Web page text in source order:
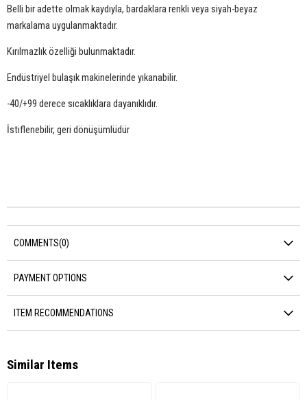
Belli bir adette olmak kaydıyla, bardaklara renkli veya siyah-beyaz
markalama uygulanmaktadır.
Kırılmazlık özelliği bulunmaktadır.
Endüstriyel bulaşık makinelerinde yıkanabilir.
-40/+99 derece sıcaklıklara dayanıklıdır.
İstiflenebilir, geri dönüşümlüdür
COMMENTS(0)
PAYMENT OPTIONS
ITEM RECOMMENDATIONS
Similar Items